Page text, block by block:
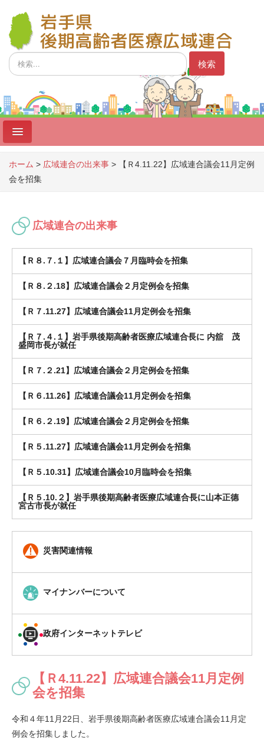
検
索...
検索
広域連合議会
事業者向け
ホーム > 広域連合の出来事 >
【Ｒ4.11.22】広域連合議会11月定例
会を招集
広域連合の出来事
【Ｒ８.７.１】広域連合議会７月臨時会を招集
【Ｒ８.２.18】広域連合議会２月定例会を招集
【Ｒ７.11.27】広域連合議会11月定例会を招集
【Ｒ７.４.１】岩手県後期高齢者医療広域連合長に 内舘 茂
盛岡市長が就任
【Ｒ７.２.21】広域連合議会２月定例会を招集
【Ｒ６.11.26】広域連合議会11月定例会を招集
【Ｒ６.２.19】広域連合議会２月定例会を招集
【Ｒ５.11.27】広域連合議会11月定例会を招集
【Ｒ５.10.31】広域連合議会10月臨時会を招集
【Ｒ５.10.２】岩手県後期高齢者医療広域連合長に山本正德
宮古市長が就任
災害関連情報
マイナンバーについて
政府インターネットテレビ
【Ｒ4.11.22】広域連合議会11月定例
会を招集
令和４年11月22日、岩手県後期高齢者医療広域連合議会11月定
例会を招集しました。